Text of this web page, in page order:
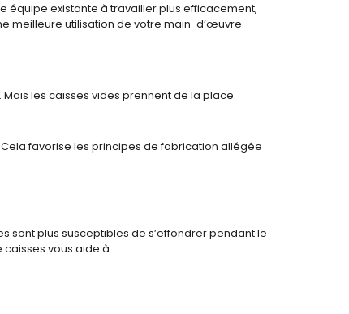
équipe existante à travailler plus efficacement,
meilleure utilisation de votre main-d’œuvre.
les caisses vides prennent de la place.
favorise les principes de fabrication allégée
sont plus susceptibles de s’effondrer pendant le
vous aide à :